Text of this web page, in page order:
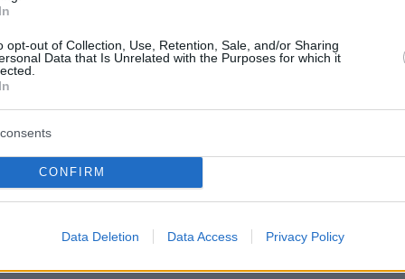
opt-out of Collection, Use, Retention, Sale, and/or Sharing
Data that Is Unrelated with the Purposes for which it
CONFIRM
Data Deletion Data Access Privacy Policy
της διαδικασίας παραγωγής.
για αυτήν την ουσία;
καλά την κατηγορία και τις χημικές
Είναι σχετικά σταθερά μόρια που από τον
κυρίως μέσω των ούρων,